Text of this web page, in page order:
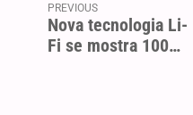
PREVIOUS
Nova tecnologia Li-
Fi se mostra 100